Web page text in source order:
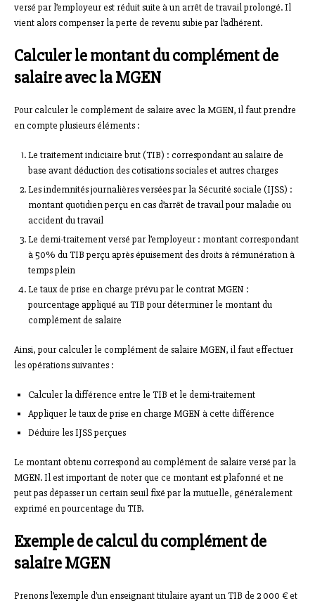
versé par l’employeur est réduit suite à un arrêt de travail prolongé. Il
vient alors compenser la perte de revenu subie par l’adhérent.
Calculer le montant du complément de
salaire avec la MGEN
Pour calculer le complément de salaire avec la MGEN, il faut prendre
en compte plusieurs éléments :
Le traitement indiciaire brut (TIB) : correspondant au salaire de
base avant déduction des cotisations sociales et autres charges
Les indemnités journalières versées par la Sécurité sociale (IJSS) :
montant quotidien perçu en cas d’arrêt de travail pour maladie ou
accident du travail
Le demi-traitement versé par l’employeur : montant correspondant
à 50% du TIB perçu après épuisement des droits à rémunération à
temps plein
Le taux de prise en charge prévu par le contrat MGEN :
pourcentage appliqué au TIB pour déterminer le montant du
complément de salaire
Ainsi, pour calculer le complément de salaire MGEN, il faut effectuer
les opérations suivantes :
Calculer la différence entre le TIB et le demi-traitement
Appliquer le taux de prise en charge MGEN à cette différence
Déduire les IJSS perçues
Le montant obtenu correspond au complément de salaire versé par la
MGEN. Il est important de noter que ce montant est plafonné et ne
peut pas dépasser un certain seuil fixé par la mutuelle, généralement
exprimé en pourcentage du TIB.
Exemple de calcul du complément de
salaire MGEN
Prenons l’exemple d’un enseignant titulaire ayant un TIB de 2 000 € et